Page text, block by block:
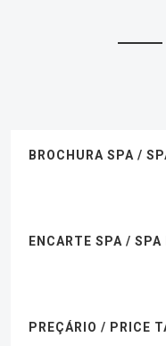
BROCHURA SPA /
ENCARTE SPA / SPA
PREÇÁRIO / PRICE